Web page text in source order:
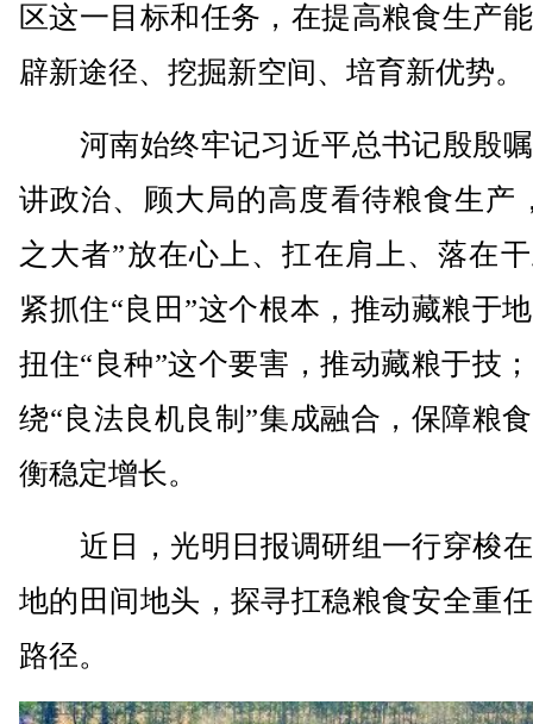
区这一目标和任务，在提高粮食生产
辟新途径、挖掘新空间、培育新优势。
河南始终牢记习近平总书记殷殷
讲政治、顾大局的高度看待粮食生产
之大者”放在心上、扛在肩上、落在
紧抓住“良田”这个根本，推动藏粮于
扭住“良种”这个要害，推动藏粮于技
绕“良法良机良制”集成融合，保障粮
衡稳定增长。
近日，光明日报调研组一行穿梭
地的田间地头，探寻扛稳粮食安全重
路径。